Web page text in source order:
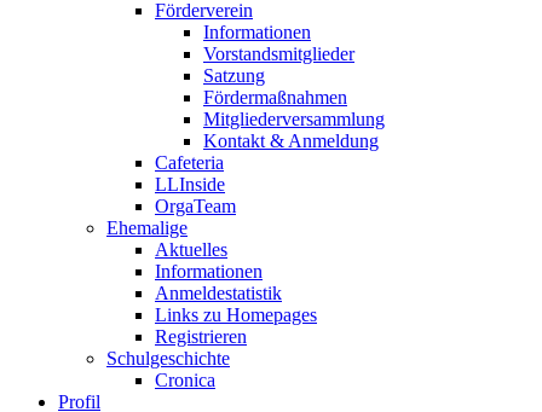
Förderverein
Informationen
Vorstandsmitglieder
Satzung
Fördermaßnahmen
Mitgliederversammlung
Kontakt & Anmeldung
Cafeteria
LLInside
OrgaTeam
Ehemalige
Aktuelles
Informationen
Anmeldestatistik
Links zu Homepages
Registrieren
Schulgeschichte
Cronica
Profil